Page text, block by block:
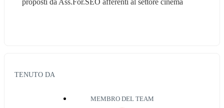
TENUTO DA
MEMBRO DEL TEAM